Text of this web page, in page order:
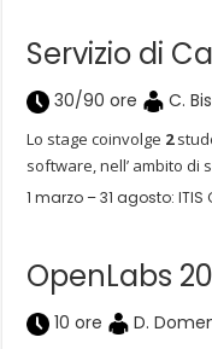
Servizio di
30/90 ore C.
Lo stage coinvolge 2
software, nell’ ambito di
1 marzo – 31 agosto:
OpenLabs
10 ore D.